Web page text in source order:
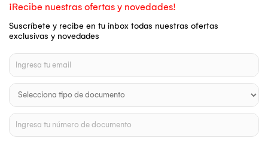
¡Recibe nuestras ofertas y novedades!
Suscríbete y recibe en tu inbox todas nuestras ofertas
exclusivas y novedades